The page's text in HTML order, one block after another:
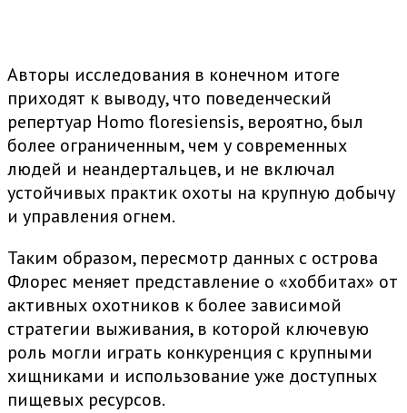
Авторы исследования в конечном итоге
приходят к выводу, что поведенческий
репертуар Homo floresiensis, вероятно, был
более ограниченным, чем у современных
людей и неандертальцев, и не включал
устойчивых практик охоты на крупную добычу
и управления огнем.
Таким образом, пересмотр данных с острова
Флорес меняет представление о «хоббитах» от
активных охотников к более зависимой
стратегии выживания, в которой ключевую
роль могли играть конкуренция с крупными
хищниками и использование уже доступных
пищевых ресурсов.